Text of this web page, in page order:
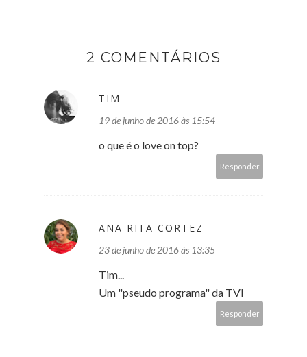
2 COMENTÁRIOS
TIM
19 de junho de 2016 às 15:54
o que é o love on top?
Responder
ANA RITA CORTEZ
23 de junho de 2016 às 13:35
Tim...
Um "pseudo programa" da TVI
Responder